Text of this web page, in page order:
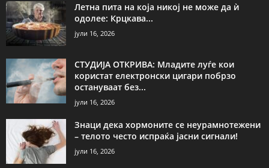
Летна пита на која никој не може да ѝ
одолее: Крцкава...
јули 16, 2026
СТУДИЈА ОТКРИВА: Младите луѓе кои
користат електронски цигари побрзо
остануваат без...
јули 16, 2026
Знаци дека хормоните се неурамнотежени
– телото често испраќа јасни сигнали!
јули 16, 2026